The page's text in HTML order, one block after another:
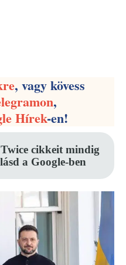
, vagy kövess
,
Hírek-en!
cikkeit mindig
a Google-ben